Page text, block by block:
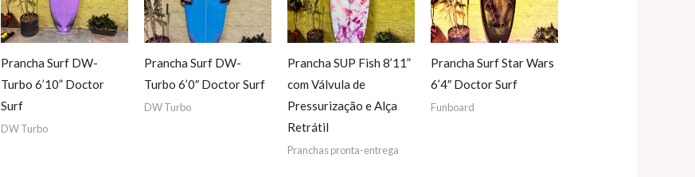
Prancha Surf DW-
Turbo 6’10” Doctor
Surf
DW Turbo
Prancha Surf DW-
Turbo 6’0″ Doctor Surf
DW Turbo
Prancha SUP Fish 8’11”
com Válvula de
Pressurização e Alça
Retrátil
Pranchas pronta-entrega
Prancha Surf Star Wars
6’4″ Doctor Surf
Funboard